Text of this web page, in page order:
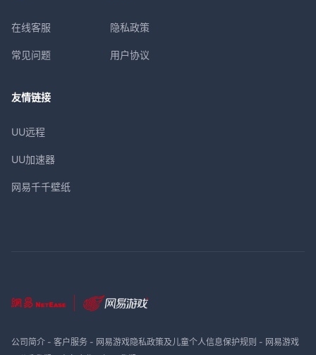
在线客服
常见问题
隐私政策
用户协议
友情链接
UU远程
UU加速器
网易千千壁纸
公司简介- 客户服务- 网易游戏隐私政策及儿童个人信息保护规则 - 网易游戏